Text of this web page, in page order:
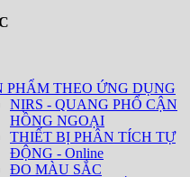
PHẨM THEO ỨNG DỤNG
NIRS - QUANG PHỔ CẬN
HỒNG NGOẠI
THIẾT BỊ PHÂN TÍCH TỰ
ĐỘNG - Online
ĐO MÀU SẮC